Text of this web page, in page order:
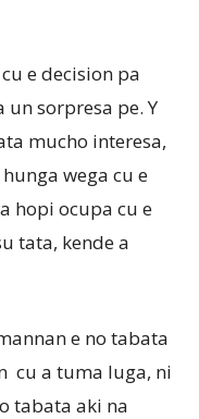
e decision pa
sorpresa pe. Y
mucho interesa,
wega cu e
hopi ocupa cu e
tata, kende a
e no tabata
cu a tuma luga, ni
tabata aki na